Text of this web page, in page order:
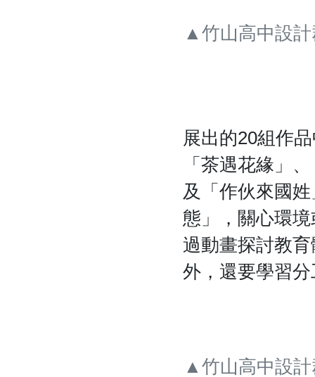
▲竹山高中設計
展出的20組作
「茶遇花緣」
及「作伙來國
態」，關心環
過動畫探討教
外，還要學習
▲竹山高中設計